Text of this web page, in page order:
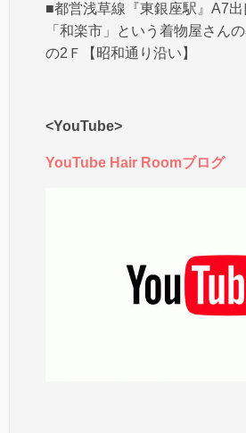
■都営浅草線『東銀座駅』A7
「和楽市」という着物屋さん
の2Ｆ【昭和通り沿い】
<YouTube>
YouTube Hair Roomブログ